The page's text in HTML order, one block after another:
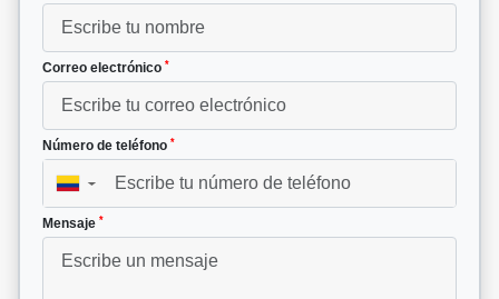
Correo electrónico *
Número de teléfono *
▼
Mensaje *